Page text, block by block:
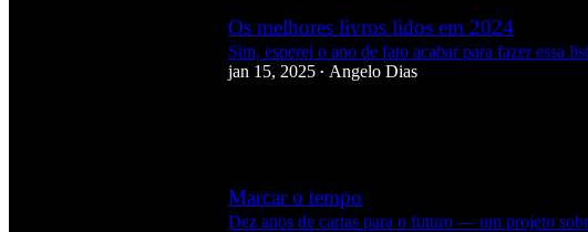
Os melhores livros lidos em 2024
Sim, esperei o ano de fato acabar para fazer essa
jan 15, 2025 • Angelo Dias
Marcar o tempo
Dez anos de cartas para o futuro — um projeto